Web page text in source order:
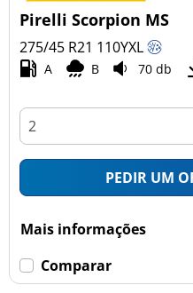
Pirelli Scorpion MS
275/45 R21 110YXL
A B 70 db
PEDIR UM
Mais informações
Comparar